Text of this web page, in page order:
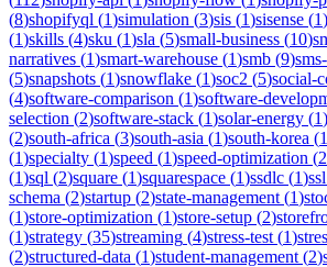
(8)shopifyql (1)simulation (3)sis (1)sisense (1)
(1)skills (4)sku (1)sla (5)small-business (10)
narratives (1)smart-warehouse (1)smb (9)
(5)snapshots (1)snowflake (1)soc2 (5)social-
(4)software-comparison (1)software-
selection (2)software-stack (1)solar-energy (1)
(2)south-africa (3)south-asia (1)south-korea (1
(1)specialty (1)speed (1)speed-optimization (2
(1)sql (2)square (1)squarespace (1)ssdlc (1)ssl
schema (2)startup (2)state-management (1)
(1)store-optimization (1)store-setup (2)
(1)strategy (35)streaming (4)stress-test (1)
(2)structured-data (1)student-management (2)